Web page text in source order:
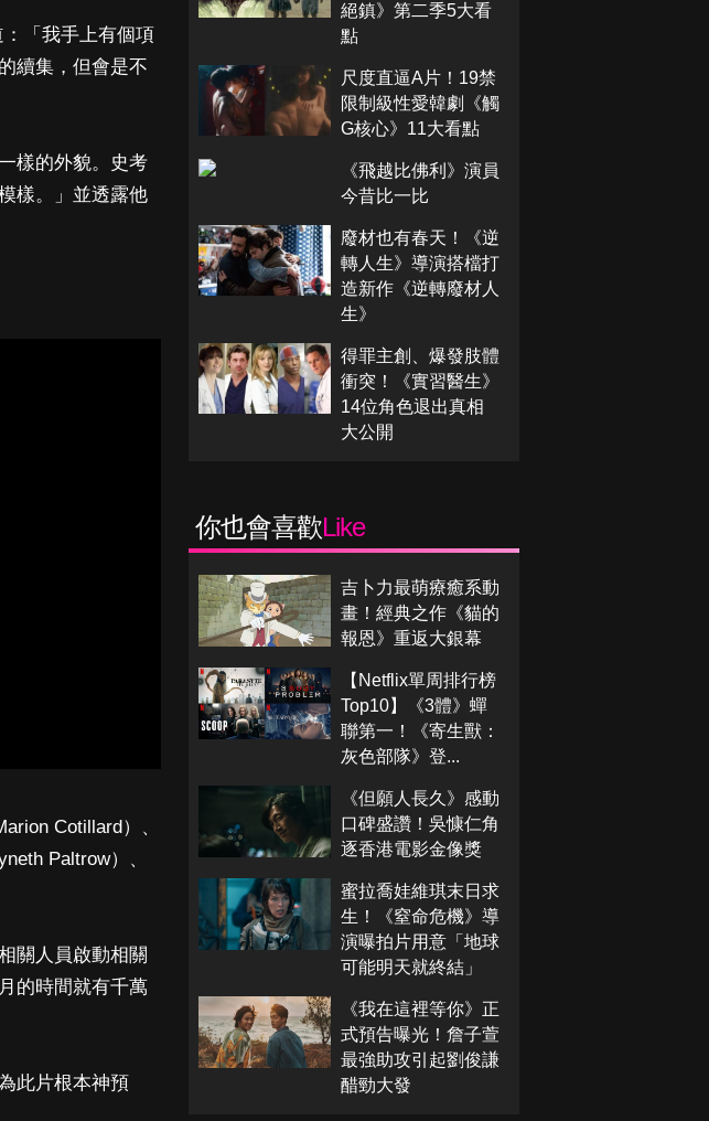
「我手上有個項
續集，但會是不
樣的外貌。史考
樣。」並透露他
Cotillard）、
Paltrow）、
關人員啟動相關
的時間就有千萬
此片根本神預
絕鎮》第二季5大看
點
尺度直逼A片！19禁
限制級性愛韓劇《觸
G核心》11大看點
《飛越比佛利》演員
今昔比一比
廢材也有春天！《逆
轉人生》導演搭檔打
造新作《逆轉廢材人
生》
得罪主創、爆發肢體
衝突！《實習醫生》
14位角色退出真相
大公開
你也會喜歡Like
吉卜力最萌療癒系動
畫！經典之作《貓的
報恩》重返大銀幕
【Netflix單周排行榜
Top10】《3體》蟬
聯第一！《寄生獸：
灰色部隊》登...
《但願人長久》感動
口碑盛讚！吳慷仁角
逐香港電影金像獎
蜜拉喬娃維琪末日求
生！《窒命危機》導
演曝拍片用意「地球
可能明天就終結」
《我在這裡等你》正
式預告曝光！詹子萱
最強助攻引起劉俊謙
醋勁大發